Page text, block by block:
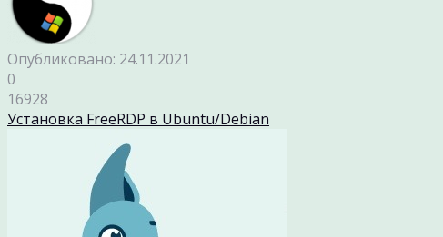
Опубликовано: 24.11.2021
0
16928
Установка FreeRDP в Ubuntu/Debian